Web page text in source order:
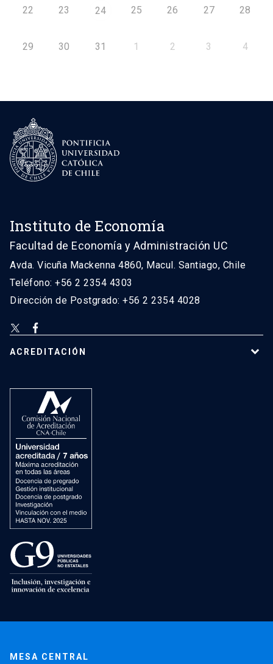
22 23 24 25 26 27 28
29 30 31 1 2 3 4
Instituto de Economía
Facultad de Economía y Administración UC
Avda. Vicuña Mackenna 4860, Macul. Santiago, Chile
Teléfono: +56 2 2354 4303
Dirección de Postgrado: +56 2 2354 4028
ACREDITACIÓN
MESA CENTRAL